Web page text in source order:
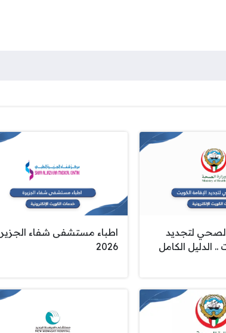
لتجديد
.. الدليل الكامل
اطباء مستشفى شفاء
2026